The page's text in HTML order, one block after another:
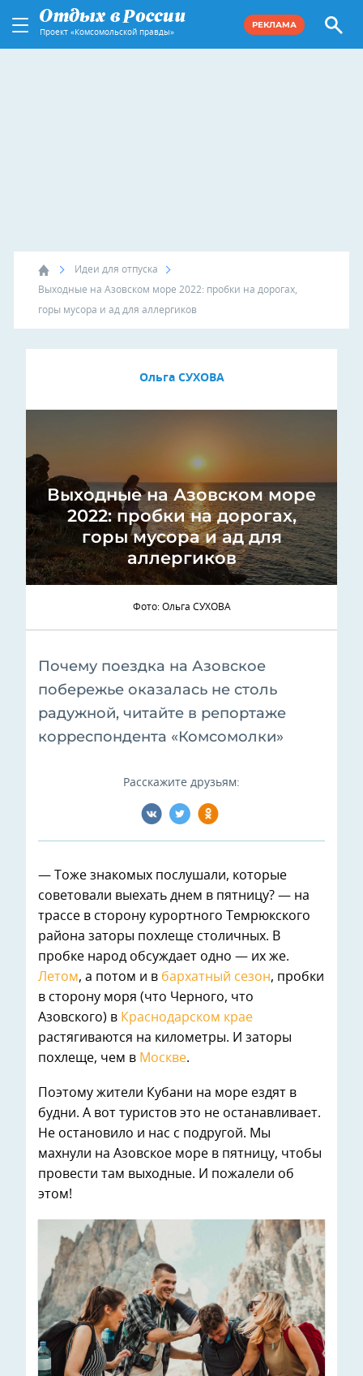
Проект «Комсомольской правды»
РЕКЛАМА
Идеи для отпуска
Выходные на Азовском море 2022: пробки на дорогах,
горы мусора и ад для аллергиков
Ольга СУХОВА
Выходные на Азовском море
2022: пробки на дорогах,
горы мусора и ад для
аллергиков
Фото: Ольга СУХОВА
Почему поездка на Азовское
побережье оказалась не столь
радужной, читайте в репортаже
корреспондента «Комсомолки»
Расскажите друзьям:
— Тоже знакомых послушали, которые
советовали выехать днем в пятницу? — на
трассе в сторону курортного Темрюкского
района заторы похлеще столичных. В
пробке народ обсуждает одно — их же.
Летом, а потом и в бархатный сезон, пробки
в сторону моря (что Черного, что
Азовского) в Краснодарском крае
растягиваются на километры. И заторы
похлеще, чем в Москве.
Поэтому жители Кубани на море ездят в
будни. А вот туристов это не останавливает.
Не остановило и нас с подругой. Мы
махнули на Азовское море в пятницу, чтобы
провести там выходные. И пожалели об
этом!